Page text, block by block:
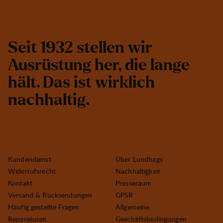
Seit 1932 stellen wir
Ausrüstung her, die lange
hält. Das ist wirklich
nachhaltig.
Kundendienst
Widerrufsrecht
Kontakt
Versand & Rücksendungen
Häufig gestellte Fragen
Reparaturen
Über Lundhags
Nachhaltigkeit
Presseraum
GPSR
Allgemeine
Geschäftsbedingungen